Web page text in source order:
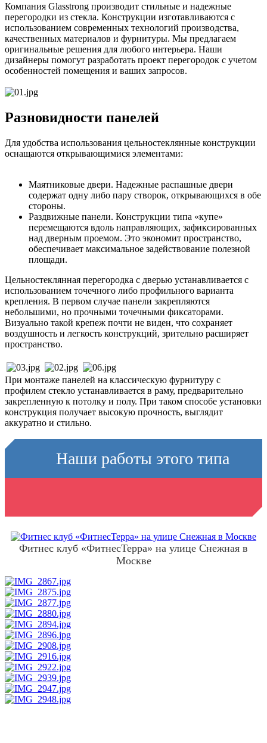
Компания Glasstrong производит стильные и надежные
перегородки из стекла. Конструкции изготавливаются с
использованием современных технологий производства,
качественных материалов и фурнитуры. Мы предлагаем
оригинальные решения для любого интерьера. Наши
дизайнеры помогут разработать проект перегородок с учетом
особенностей помещения и ваших запросов.
Разновидности панелей
Для удобства использования цельностеклянные конструкции
оснащаются открывающимися элементами:
Маятниковые двери. Надежные распашные двери
содержат одну либо пару створок, открывающихся в обе
стороны.
Раздвижные панели. Конструкции типа «купе»
перемещаются вдоль направляющих, зафиксированных
над дверным проемом. Это экономит пространство,
обеспечивает максимальное задействование полезной
площади.
Цельностеклянная перегородка с дверью устанавливается с
использованием точечного либо профильного варианта
крепления. В первом случае панели закрепляются
небольшими, но прочными точечными фиксаторами.
Визуально такой крепеж почти не виден, что сохраняет
воздушность и легкость конструкций, зрительно расширяет
пространство.
При монтаже панелей на классическую фурнитуру с
профилем стекло устанавливается в раму, предварительно
закрепленную к потолку и полу. При таком способе установки
конструкция получает высокую прочность, выглядит
аккуратно и стильно.
Наши работы этого типа
Фитнес клуб «ФитнесТерра» на улице Снежная в
Москве